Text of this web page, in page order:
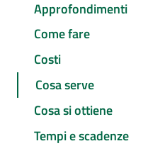
Approfondimenti
Come fare
Costi
Cosa serve
Cosa si ottiene
Tempi e scadenze